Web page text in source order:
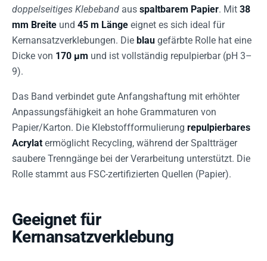
doppelseitiges Klebeband aus spaltbarem Papier. Mit 38
mm Breite und 45 m Länge eignet es sich ideal für
Kernansatzverklebungen. Die blau gefärbte Rolle hat eine
Dicke von 170 µm und ist vollständig repulpierbar (pH 3–
9).
Das Band verbindet gute Anfangshaftung mit erhöhter
Anpassungsfähigkeit an hohe Grammaturen von
Papier/Karton. Die Klebstoffformulierung repulpierbares
Acrylat ermöglicht Recycling, während der Spaltträger
saubere Trenngänge bei der Verarbeitung unterstützt. Die
Rolle stammt aus FSC-zertifizierten Quellen (Papier).
Geeignet für
Kernansatzverklebung